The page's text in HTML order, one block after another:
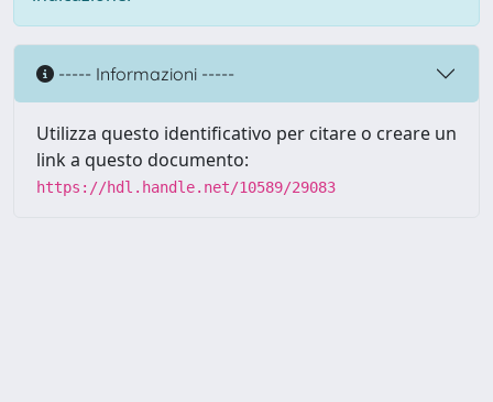
----- Informazioni -----
Utilizza questo identificativo per citare o creare un
link a questo documento:
https://hdl.handle.net/10589/29083